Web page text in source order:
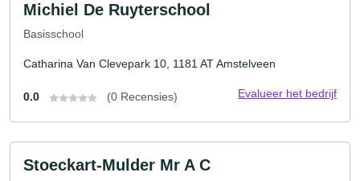
Michiel De Ruyterschool
Basisschool
Catharina Van Clevepark 10, 1181 AT Amstelveen
0.0 (0 Recensies) Evalueer het bedrijf
Stoeckart-Mulder Mr A C